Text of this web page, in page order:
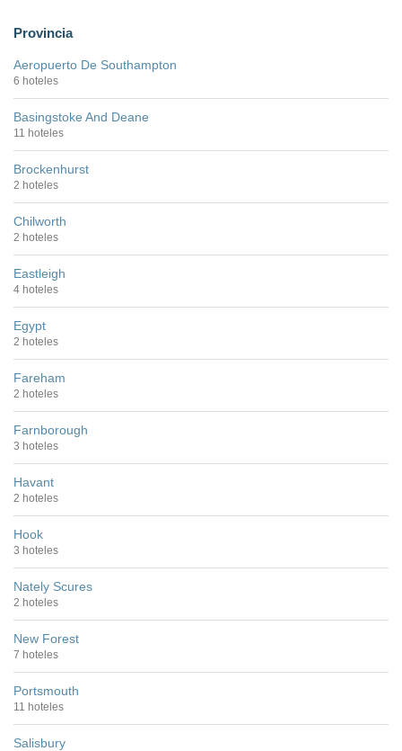
Provincia
Aeropuerto De Southampton
6 hoteles
Basingstoke And Deane
11 hoteles
Brockenhurst
2 hoteles
Chilworth
2 hoteles
Eastleigh
4 hoteles
Egypt
2 hoteles
Fareham
2 hoteles
Farnborough
3 hoteles
Havant
2 hoteles
Hook
3 hoteles
Nately Scures
2 hoteles
New Forest
7 hoteles
Portsmouth
11 hoteles
Salisbury